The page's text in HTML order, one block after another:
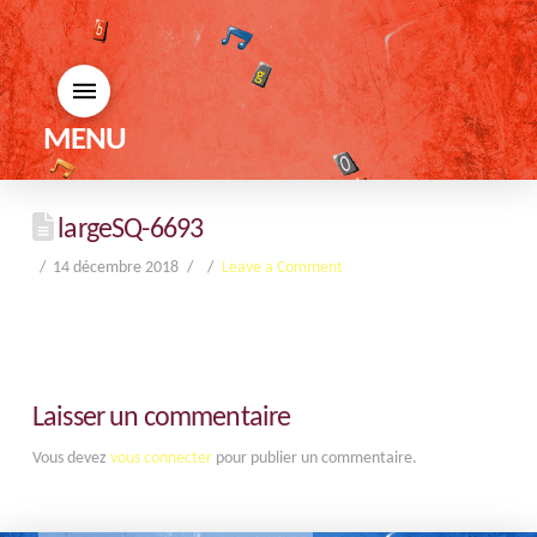
MENU
largeSQ-6693
14 décembre 2018 Leave a Comment
Laisser un commentaire
Vous devez vous connecterpour publier un commentaire.